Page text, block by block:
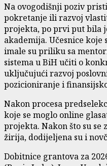
Na ovogodišnji poziv
pokretanje ili razvoj
projekta, po prvi put bila
akademija. Učesnice
imale su priliku sa
sistema u BiH učiti o
uključujući razvoj
pozicioniranje i
Nakon procesa
koje se moglo online
projekta. Nakon što su
žirija, dodijeljena su i
Dobitnice grantova za